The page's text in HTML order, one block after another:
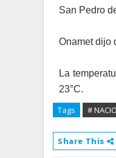
San Pedro
Onamet dijo
La
23°C.
Tags #
Share This